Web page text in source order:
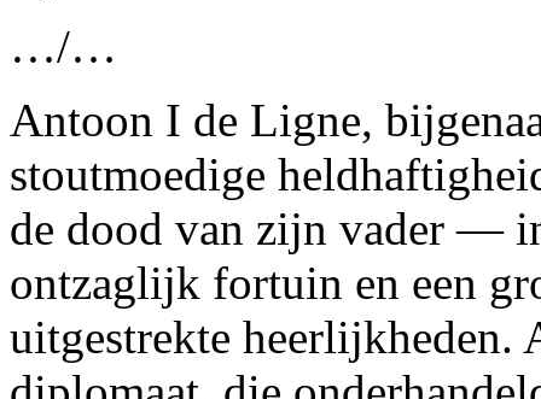
…/…
Antoon I de Ligne,
stoutmoedige
de dood van zijn vader —
ontzaglijk fortuin en een
uitgestrekte heerlijkheden.